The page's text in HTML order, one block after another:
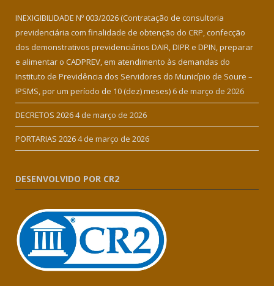
INEXIGIBILIDADE Nº 003/2026 (Contratação de consultoria
previdenciária com finalidade de obtenção do CRP, confecção
dos demonstrativos previdenciários DAIR, DIPR e DPIN, preparar
e alimentar o CADPREV, em atendimento às demandas do
Instituto de Previdência dos Servidores do Município de Soure –
IPSMS, por um período de 10 (dez) meses) 6 de março de 2026
DECRETOS 20264 de março de 2026
PORTARIAS 20264 de março de 2026
DESENVOLVIDO POR CR2